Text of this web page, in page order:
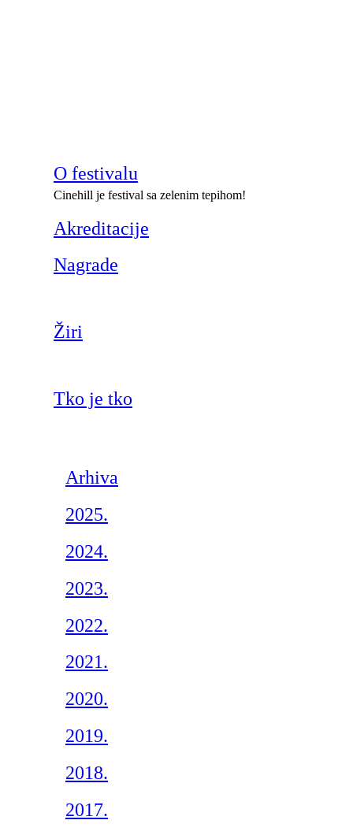
O festivalu
Cinehill je festival sa zelenim tepihom!
Akreditacije
Nagrade
Žiri
Tko je tko
Arhiva
2025.
2024.
2023.
2022.
2021.
2020.
2019.
2018.
2017.